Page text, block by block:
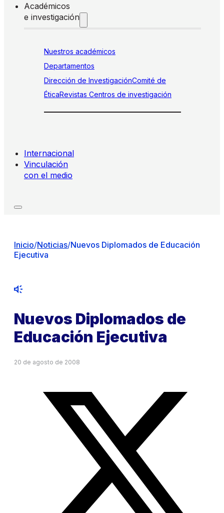
Académicos
e investigación
Nuestros académicos
Departamentos
Dirección de InvestigaciónComité de
ÉticaRevistas Centros de investigación
Internacional
Vinculación
con el medio
Inicio/Noticias/Nuevos Diplomados de Educación
Ejecutiva
Nuevos Diplomados de
Educación Ejecutiva
20 de agosto de 2008